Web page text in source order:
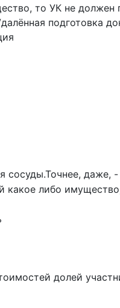
то УК не должен
подготовка
сосуды.Точнее, даже,
какое либо
долей